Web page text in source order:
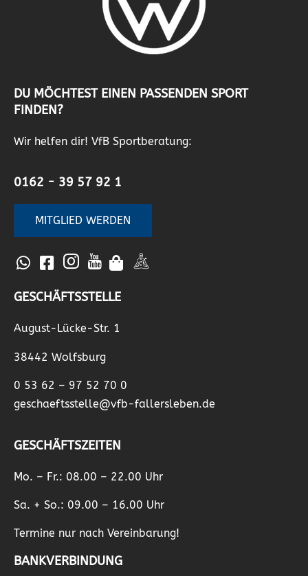
DU MÖCHTEST EINEN PASSENDEN SPORT
FINDEN?
Wir helfen dir! VfB Sportberatung:
0162 - 39 57 92 1
MITGLIED WERDEN
GESCHÄFTSSTELLE
August-Lücke-Str. 1
38442 Wolfsburg
0 53 62 – 97 52 70 0
geschaeftsstelle@vfb-fallersleben.de
GESCHÄFTSZEITEN
Mo. – Fr.: 08.00 – 22.00 Uhr
Sa. + So.: 09.00 – 16.00 Uhr
Termine nur nach Vereinbarung!
BANKVERBINDUNG